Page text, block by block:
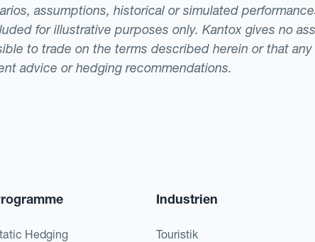
assumptions, historical or simulated
for illustrative purposes only. Kantox gives no
to trade on the terms described herein or that
advice or hedging recommendations.
Hedging
Industrien
Touristik